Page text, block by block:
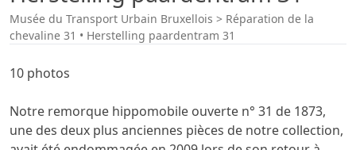
Musée du Transport Urbain Bruxellois > Réparation de la
chevaline 31 • Herstelling paardentram 31
10 photos
Notre remorque hippomobile ouverte n° 31 de 1873,
une des deux plus anciennes pièces de notre collection,